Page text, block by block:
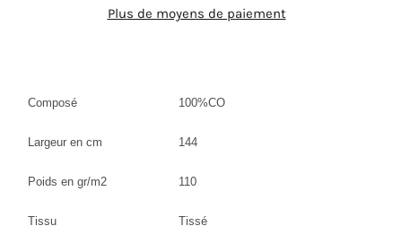
Plus de moyens de paiement
Composé 100%CO
Largeur en cm 144
Poids en gr/m2 110
Tissu Tissé